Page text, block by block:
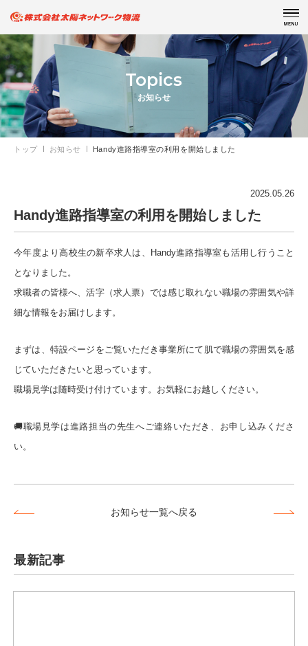
Topics
お知らせ
トップ お知らせ Handy進路指導室の利用を開始しました
2025.05.26
Handy進路指導室の利用を開始しました
今年度より高校生の新卒求人は、Handy進路指導室も活用し行うこと
となりました。
求職者の皆様へ、活字（求人票）では感じ取れない職場の雰囲気や詳
細な情報をお届けします。
まずは、特設ページをご覧いただき事業所にて肌で職場の雰囲気を感
じていただきたいと思っています。
職場見学は随時受け付けています。お気軽にお越しください。
🚚職場見学は進路担当の先生へご連絡いただき、お申し込みくださ
い。
お知らせ一覧へ戻る
最新記事